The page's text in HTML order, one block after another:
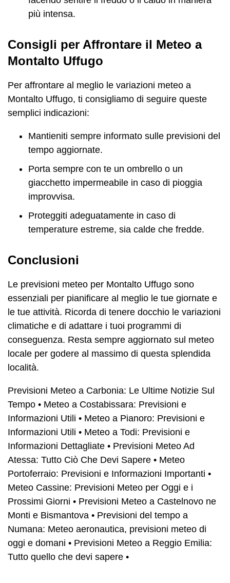
più intensa.
Consigli per Affrontare il Meteo a
Montalto Uffugo
Per affrontare al meglio le variazioni meteo a
Montalto Uffugo, ti consigliamo di seguire queste
semplici indicazioni:
Mantieniti sempre informato sulle previsioni del
tempo aggiornate.
Porta sempre con te un ombrello o un
giacchetto impermeabile in caso di pioggia
improvvisa.
Proteggiti adeguatamente in caso di
temperature estreme, sia calde che fredde.
Conclusioni
Le previsioni meteo per Montalto Uffugo sono
essenziali per pianificare al meglio le tue giornate e
le tue attività. Ricorda di tenere docchio le variazioni
climatiche e di adattare i tuoi programmi di
conseguenza. Resta sempre aggiornato sul meteo
locale per godere al massimo di questa splendida
località.
Previsioni Meteo a Carbonia: Le Ultime Notizie Sul
Tempo • Meteo a Costabissara: Previsioni e
Informazioni Utili • Meteo a Pianoro: Previsioni e
Informazioni Utili • Meteo a Todi: Previsioni e
Informazioni Dettagliate • Previsioni Meteo Ad
Atessa: Tutto Ciò Che Devi Sapere • Meteo
Portoferraio: Previsioni e Informazioni Importanti •
Meteo Cassine: Previsioni Meteo per Oggi e i
Prossimi Giorni • Previsioni Meteo a Castelnovo ne
Monti e Bismantova • Previsioni del tempo a
Numana: Meteo aeronautica, previsioni meteo di
oggi e domani • Previsioni Meteo a Reggio Emilia:
Tutto quello che devi sapere •